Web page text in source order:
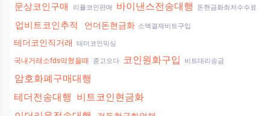
문상코인구매 리플코인판매 바이낸스전송대행 돈현금화최저수수료
업비트코인추적 언더돈현금화 소액결제비트구입
테더코인직거래 테더코인믹싱
국내거래소fds막혔을때 중고오다 코인원화구입 비트대리송금
암호화폐구매대행
테더전송대행 비트코인현금화